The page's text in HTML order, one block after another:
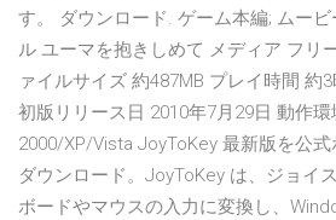
す。 ダウンロード. ゲーム本編; ムービ
ル ユーマを抱きしめて メディア フリ
ァイルサイズ 約487MB プレイ時間 約
初版リリース日 2010年7月29日 動作
2000/XP/Vista JoyToKey 最新版を公
ダウンロード。JoyToKey は、ジョイ
ボードやマウスの入力に変換し、